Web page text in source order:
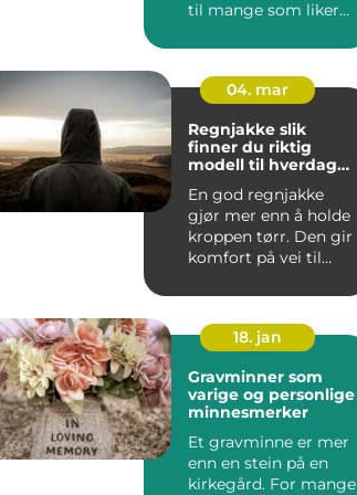
til mange som liker
04. mar
Regnjakke slik
finner du riktig
modell til hverdag
En god regnjakke
gjør mer enn å holde
kroppen tørr. Den gir
komfort på vei til
byg...
18. jan
Gravminner som
varige og personlige
minnesmerker
Et gravminne er mer
enn en stein på en
kirkegård. For mange